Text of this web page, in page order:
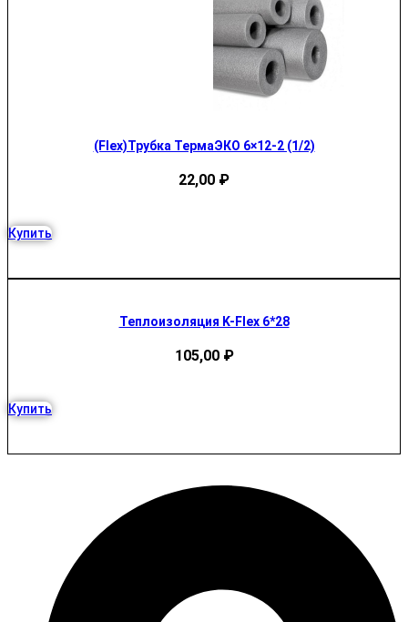
(Flex)Трубка ТермаЭКО 6×12-2 (1/2)
22,00 ₽
Купить
Теплоизоляция K-Flex 6*28
105,00 ₽
Купить